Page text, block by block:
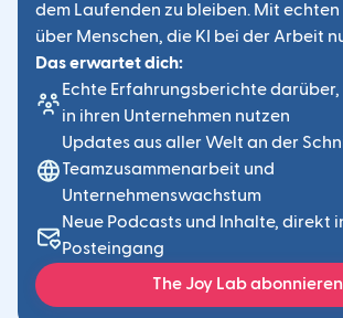
dem Laufenden zu bleiben. Mit
über Menschen, die KI bei der Arbeit
Das erwartet dich:
Echte Erfahrungsberichte darüber,
in ihren Unternehmen nutzen
Updates aus aller Welt an der
Teamzusammenarbeit und
Unternehmenswachstum
Neue Podcasts und Inhalte, direkt
Posteingang
The Joy Lab abonnieren